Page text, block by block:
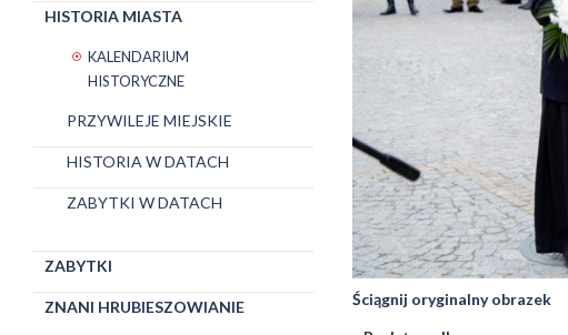
HISTORIA MIASTA
KALENDARIUM
HISTORYCZNE
PRZYWILEJE MIEJSKIE
HISTORIA W DATACH
ZABYTKI W DATACH
ZABYTKI
ZNANI HRUBIESZOWIANIE
Ściągnij oryginalny obrazek